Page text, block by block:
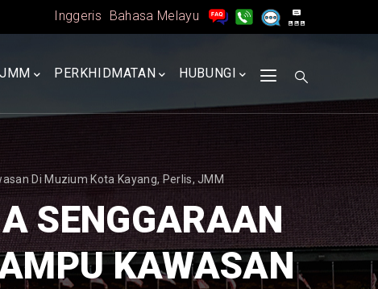
Inggeris Bahasa Melayu
JMM PERKHIDMATAN HUBUNGI
Di Muzium Kota Kayang, Perlis, JMM
SENGGARAAN
KAWASAN